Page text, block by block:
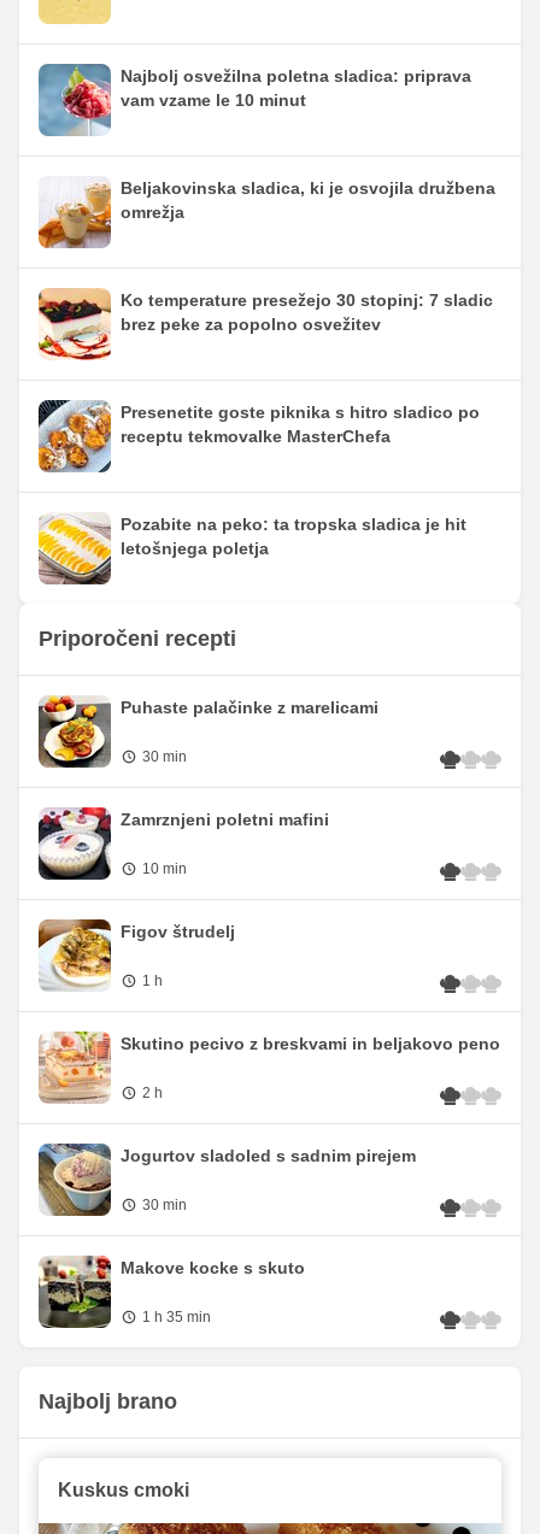
Najbolj osvežilna poletna sladica: priprava
vam vzame le 10 minut
Beljakovinska sladica, ki je osvojila družbena
omrežja
Ko temperature presežejo 30 stopinj: 7 sladic
brez peke za popolno osvežitev
Presenetite goste piknika s hitro sladico po
receptu tekmovalke MasterChefa
Pozabite na peko: ta tropska sladica je hit
letošnjega poletja
Priporočeni recepti
Puhaste palačinke z marelicami
30 min
Zamrznjeni poletni mafini
10 min
Figov štrudelj
1 h
Skutino pecivo z breskvami in beljakovo peno
2 h
Jogurtov sladoled s sadnim pirejem
30 min
Makove kocke s skuto
1 h 35 min
Najbolj brano
Kuskus cmoki